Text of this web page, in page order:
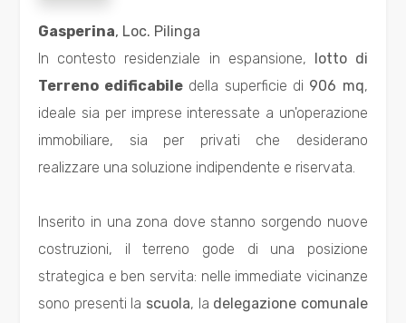
Gasperina, Loc. Pilinga 
In contesto residenziale in espansione, lotto di
Terreno edificabiledella superficie di 906 mq,
ideale sia per imprese interessate a un'operazione
immobiliare, sia per privati che desiderano
realizzare una soluzione indipendente e riservata.
Inserito in una zona dove stanno sorgendo nuove
costruzioni, il terreno gode di una posizione
strategica e ben servita: nelle immediate vicinanze
sono presenti la scuola, la delegazione comunale
Residenziali
Prezzo